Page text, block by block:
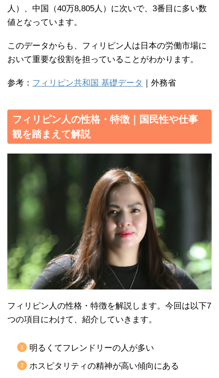
人）、中国（40万8,805人）に次いで、3番目に多い数
値となっています。
このデータからも、フィリピン人は日本の労働市場に
おいて重要な役割を担っていることがわかります。
参考： フィリピン共和国 基礎データ ｜外務省
フィリピン人の性格・特徴｜国民性や仕事
観を踏まえて解説
フィリピン人の性格・特徴を解説します。今回は以下7
つの項目にわけて、紹介していきます。
明るくてフレンドリーの人が多い
ホスピタリティの精神が高い傾向にある